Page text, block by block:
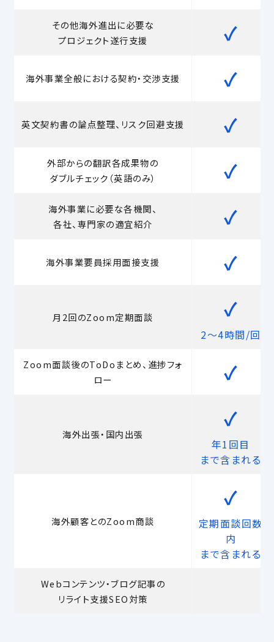
その他海外進出に必要な
プロジェクト遂行支援
✓
海外事業全般における契約・交渉支援 ✓
英文契約書の論点整理、リスク回避支援 ✓
外部からの翻訳各成果物の
ダブルチェック（英語のみ）
✓
海外事業に必要な各機関、
各社、専門家の適宜紹介
✓
海外事業要員採用面接支援 ✓
月2回のZoom定期面談 ✓
2～4時間/回
Zoom面談後のToDoまとめ、進捗フォ
ロー
✓
海外出張・国内出張
✓
年1回目
まで含まれる
海外顧客とのZoom商談
✓
定期面談回数
内
まで含まれる
Webコンテンツ・ブログ記事の
リライト支援SEO対策